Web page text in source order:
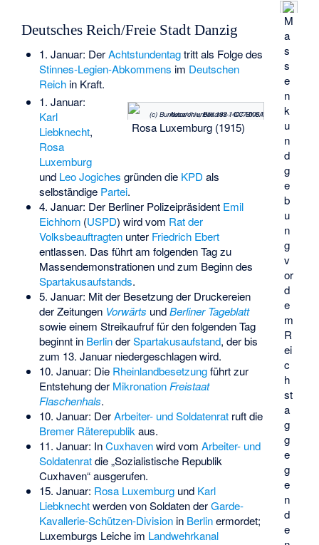
M
a
s
s
e
n
k
u
n
d
g
e
b
u
n
g
v
or
d
e
m
R
ei
c
h
st
a
g
g
e
g
e
n
d
e
Deutsches Reich/Freie Stadt Danzig
1. Januar: DerAchtstundentagtritt als Folge des
Stinnes-Legien-Abkommens im Deutschen
Reichin Kraft.
(c) Bundesarchiv, Bild 183-14077-006 / Autor/-in unbekannt/ CC-BY-SA
Rosa Luxemburg (1915)
1. Januar:
Karl
Liebknecht,
Rosa
Luxemburg
und Leo Jogiches gründen die KPD als
selbständige Partei.
4. Januar: Der Berliner Polizeipräsident Emil
Eichhorn(USPD) wird vom Rat der
Volksbeauftragtenunter Friedrich Ebert
entlassen. Das führt am folgenden Tag zu
Massendemonstrationen und zum Beginn des
Spartakusaufstands.
5. Januar: Mit der Besetzung der Druckereien
der Zeitungen Vorwärts undBerliner Tageblatt
sowie einem Streikaufruf für den folgenden Tag
beginnt in BerlinderSpartakusaufstand, der bis
zum 13. Januar niedergeschlagen wird.
10. Januar: Die Rheinlandbesetzungführt zur
Entstehung der Mikronation Freistaat
Flaschenhals.
10. Januar: DerArbeiter- und Soldatenratruft die
Bremer Räterepublikaus.
11. Januar: InCuxhavenwird vom Arbeiter- und
Soldatenratdie „Sozialistische Republik
Cuxhaven“ ausgerufen.
15. Januar: Rosa Luxemburgund Karl
Liebknechtwerden von Soldaten derGarde-
Kavallerie-Schützen-Divisionin Berlinermordet;
Luxemburgs Leiche im Landwehrkanal